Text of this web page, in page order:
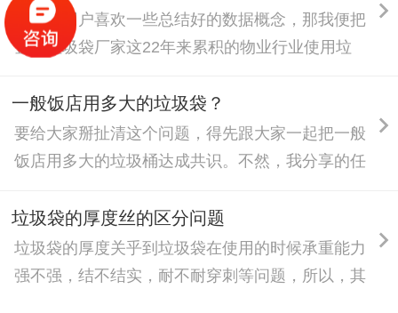
品适用什么场景，有些什么客户群体也积极分享给
大家。
我们的用户喜欢一些总结好的数据概念，那我便把
金悦垃圾袋厂家这22年来累积的物业行业使用垃
一般饭店用多大的垃圾袋？
要给大家掰扯清这个问题，得先跟大家一起把一般
饭店用多大的垃圾桶达成共识。不然，我分享的任
是一个没有固定尺寸的问题。
垃圾袋的厚度丝的区分问题
垃圾袋的厚度关乎到垃圾袋在使用的时候承重能力
强不强，结不结实，耐不耐穿刺等问题，所以，其